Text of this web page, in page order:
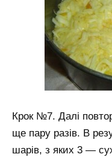
Крок №7. Далі
ще пару разів. В
шарів, з яких 3 —